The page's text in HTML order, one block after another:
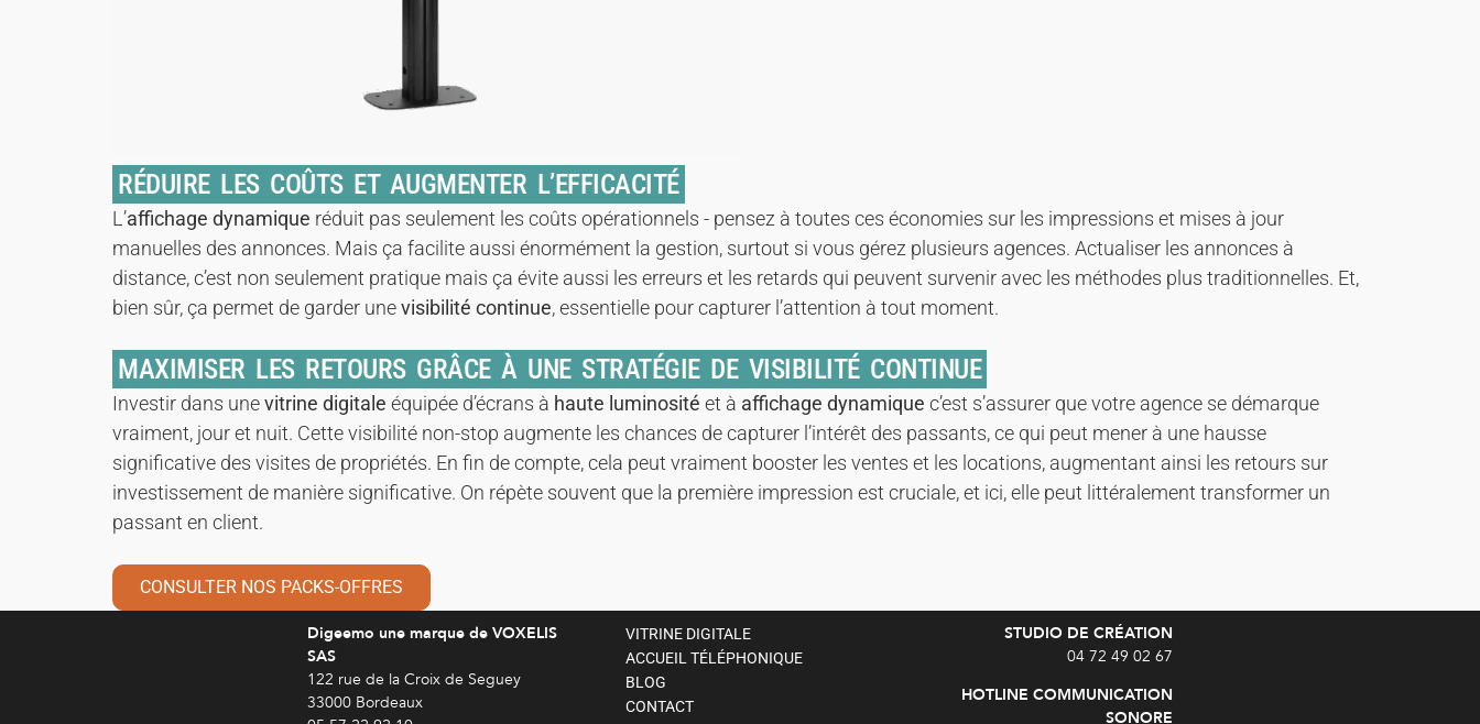
RÉDUIRE LES COÛTS ET AUGMENTER L’EFFICACITÉ
L’affichage dynamique réduit pas seulement les coûts opérationnels - pensez à toutes ces économies sur les impressions et mises à jour
manuelles des annonces. Mais ça facilite aussi énormément la gestion, surtout si vous gérez plusieurs agences. Actualiser les annonces à
distance, c’est non seulement pratique mais ça évite aussi les erreurs et les retards qui peuvent survenir avec les méthodes plus traditionnelles. Et,
bien sûr, ça permet de garder unevisibilité continue, essentielle pour capturer l’attention à tout moment.
MAXIMISER LES RETOURS GRÂCE À UNE STRATÉGIE DE VISIBILITÉ CONTINUE
Investir dans unevitrine digitale équipée d’écrans à haute luminosité et à affichage dynamique c’est s’assurer que votre agence se démarque
vraiment, jour et nuit. Cette visibilité non-stop augmente les chances de capturer l’intérêt des passants, ce qui peut mener à une hausse
significative des visites de propriétés. En fin de compte, cela peut vraiment booster les ventes et les locations, augmentant ainsi les retours sur
investissement de manière significative. On répète souvent que la première impression est cruciale, et ici, elle peut littéralement transformer un
passant en client.
CONSULTER NOS PACKS-OFFRES
Digeemo une marque de VOXELIS
SAS
122 rue de la Croix de Seguey
33000 Bordeaux
VITRINE DIGITALE
ACCUEIL TÉLÉPHONIQUE
BLOG
CONTACT
STUDIO DE CRÉATION
04 72 49 02 67
HOTLINE COMMUNICATION
SONORE